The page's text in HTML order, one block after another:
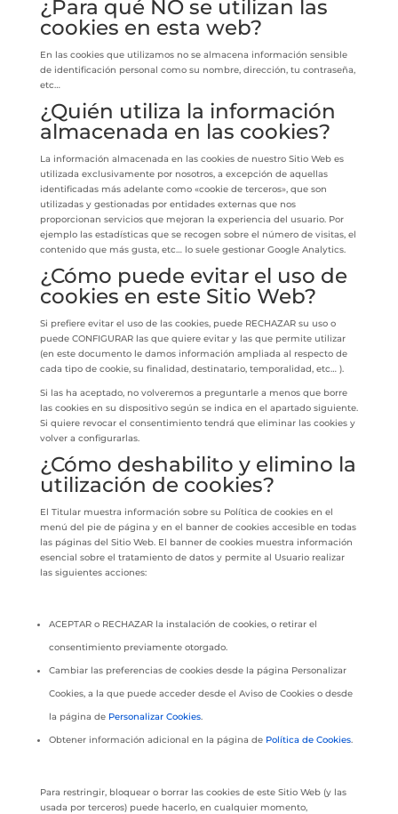
¿Para qué NO se utilizan las
cookies en esta web?
En las cookies que utilizamos no se almacena información sensible
de identificación personal como su nombre, dirección, tu contraseña,
etc…
¿Quién utiliza la información
almacenada en las cookies?
La información almacenada en las cookies de nuestro Sitio Web es
utilizada exclusivamente por nosotros, a excepción de aquellas
identificadas más adelante como «cookie de terceros», que son
utilizadas y gestionadas por entidades externas que nos
proporcionan servicios que mejoran la experiencia del usuario. Por
ejemplo las estadísticas que se recogen sobre el número de visitas, el
contenido que más gusta, etc… lo suele gestionar Google Analytics.
¿Cómo puede evitar el uso de
cookies en este Sitio Web?
Si prefiere evitar el uso de las cookies, puede RECHAZAR su uso o
puede CONFIGURAR las que quiere evitar y las que permite utilizar
(en este documento le damos información ampliada al respecto de
cada tipo de cookie, su finalidad, destinatario, temporalidad, etc… ).
Si las ha aceptado, no volveremos a preguntarle a menos que borre
las cookies en su dispositivo según se indica en el apartado siguiente.
Si quiere revocar el consentimiento tendrá que eliminar las cookies y
volver a configurarlas.
¿Cómo deshabilito y elimino la
utilización de cookies?
El Titular muestra información sobre su Política de cookies en el
menú del pie de página y en el banner de cookies accesible en todas
las páginas del Sitio Web. El banner de cookies muestra información
esencial sobre el tratamiento de datos y permite al Usuario realizar
las siguientes acciones:
ACEPTAR o RECHAZAR la instalación de cookies, o retirar el
consentimiento previamente otorgado.
Cambiar las preferencias de cookies desde la página Personalizar
Cookies, a la que puede acceder desde el Aviso de Cookies o desde
la página de Personalizar Cookies.
Obtener información adicional en la página de Política de Cookies.
Para restringir, bloquear o borrar las cookies de este Sitio Web (y las
usada por terceros) puede hacerlo, en cualquier momento,